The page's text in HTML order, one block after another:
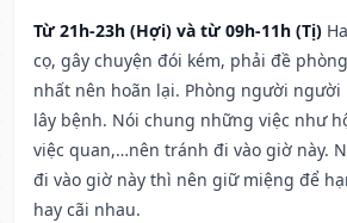
Từ 21h-23h (Hợi) và từ 09h-11h (Tị)
cọ, gây chuyện đói kém, phải đề
nhất nên hoãn lại. Phòng người
lây bệnh. Nói chung những việc như
việc quan,…nên tránh đi vào giờ này.
đi vào giờ này thì nên giữ miệng để
hay cãi nhau.